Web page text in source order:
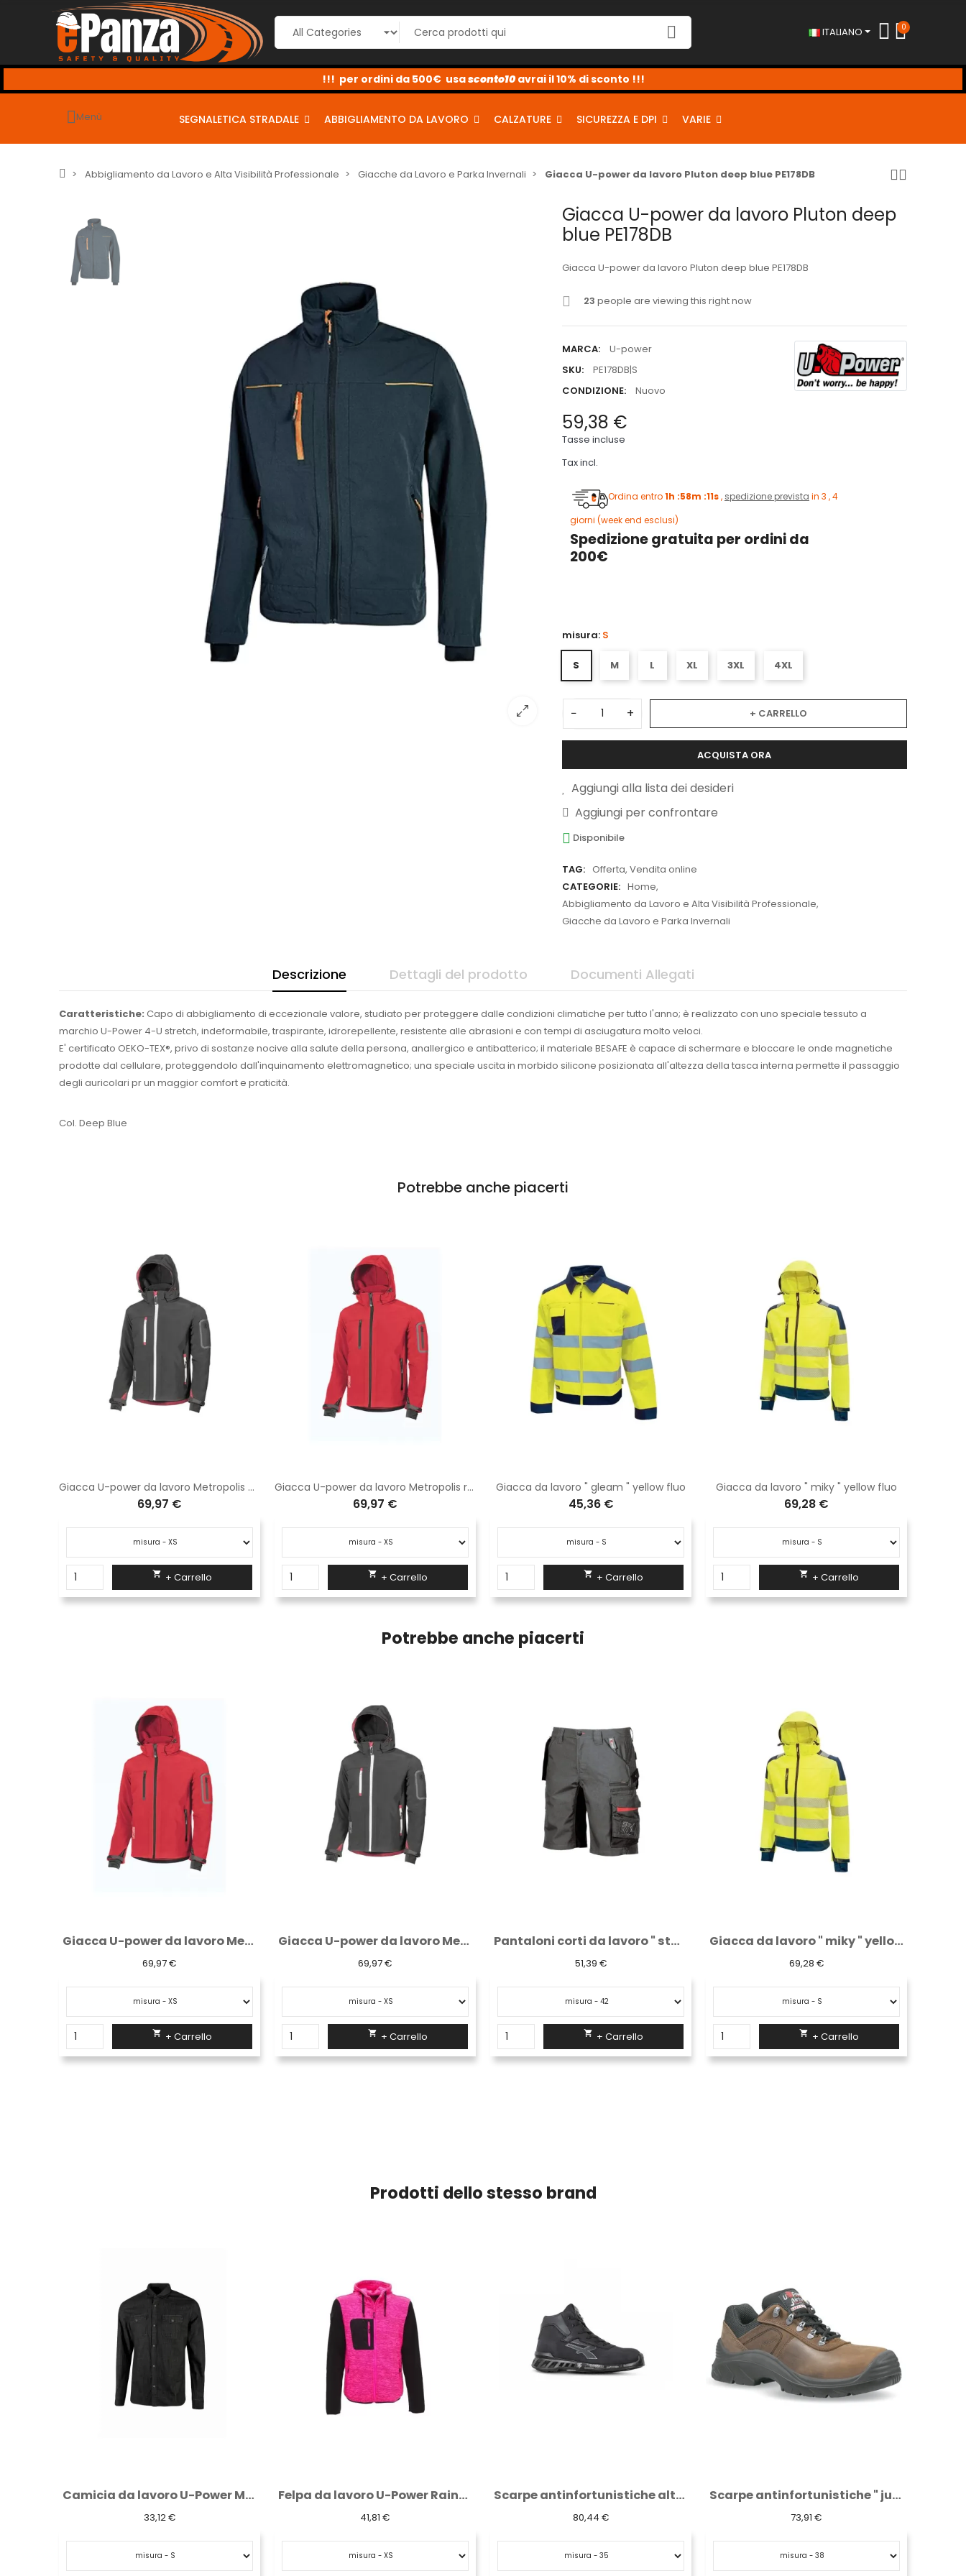
ITALIANO 0
sconto2
sconto5
sconto10
Menù SEGNALETICA STRADALE ABBIGLIAMENTO DA LAVORO CALZATURE SICUREZZA E DPI VARIE
Abbigliamento da Lavoro e Alta Visibilità Professionale Giacche da Lavoro e Parka Invernali Giacca U-power da lavoro Pluton deep blue PE178DB
Giacca U-power da lavoro Pluton deep
blue PE178DB
Giacca U-power da lavoro Pluton deep blue PE178DB
23 people are viewing this right now
MARCA:
U-power
SKU:
PE178DB|S
CONDIZIONE:
Nuovo
59,38 €
Tasse incluse
Tax incl.
Ordina entro1h :58m :10s ,spedizione previstain 3 , 4
giorni (week end esclusi)
Spedizione gratuita per ordini da
200€
misura: S
S M L XL 3XL 4XL
− + + CARRELLO
ACQUISTA ORA
Aggiungi alla lista dei desideri
Aggiungi per confrontare
Disponibile
TAG: Offerta, Vendita online
CATEGORIE: Home,
Abbigliamento da Lavoro e Alta Visibilità Professionale,
Giacche da Lavoro e Parka Invernali
Descrizione Dettagli del prodotto Documenti Allegati
Caratteristiche: Capo di abbigliamento di eccezionale valore, studiato per proteggere dalle condizioni climatiche per tutto l'anno; è realizzato con uno speciale tessuto a
marchio U-Power 4-U stretch, indeformabile, traspirante, idrorepellente, resistente alle abrasioni e con tempi di asciugatura molto veloci.
E' certificato OEKO-TEX®, privo di sostanze nocive alla salute della persona, anallergico e antibatterico; il materiale BESAFE è capace di schermare e bloccare le onde magnetiche
prodotte dal cellulare, proteggendolo dall'inquinamento elettromagnetico; una speciale uscita in morbido silicone posizionata all'altezza della tasca interna permette il passaggio
degli auricolari pr un maggior comfort e praticità.
Col. Deep Blue
Potrebbe anche piacerti
Giacca U-power da lavoro Metropolis black carbon DW024BC
69,97 €
 + Carrello
Giacca U-power da lavoro Metropolis red magma DW024RM
69,97 €
 + Carrello
Giacca da lavoro " gleam " yellow fluo
45,36 €
 + Carrello
Giacca da lavoro " miky " yellow fluo
69,28 €
 + Carrello
Potrebbe anche piacerti
Giacca U-power da lavoro Metropolis black...
69,97 €
 + Carrello
Pantaloni corti da lavoro " start " black...
51,39 €
 + Carrello
Giacca da lavoro " miky " yellow fluo
69,28 €
 + Carrello
Pantaloni corti da lavoro " party " stone...
33,05 €
 + Carrello
Prodotti dello stesso brand
Felpa da lavoro U-Power Rainbow con...
41,81 €
Scarpe antinfortunistiche alte U-Power...
80,44 €
Scarpe antinfortunistiche " jump " s3 hro...
73,91 €
Scarpe da lavoro U-Power Henry S3 SRC UF10074
61,28 €